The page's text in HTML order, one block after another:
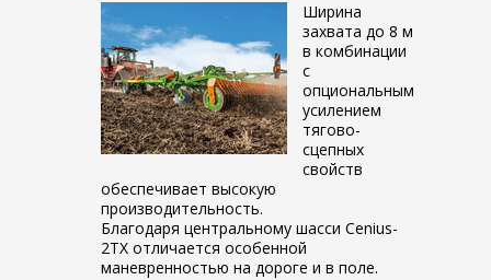
Ширина
захвата до 8 м
в комбинации
с
опциональным
усилением
тягово-
сцепных
свойств
обеспечивает высокую
производительность.
Благодаря центральному шасси Cenius-
2TX отличается особенной
маневренностью на дороге и в поле.